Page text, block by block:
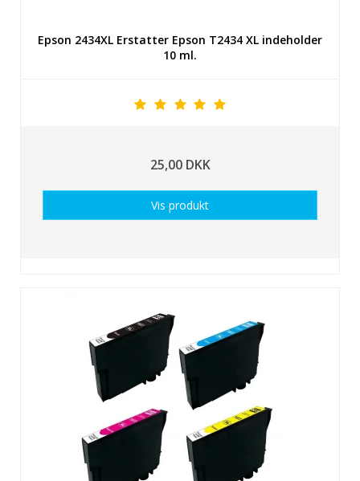
Epson 2434XL Erstatter Epson T2434 XL indeholder
10 ml.
25,00 DKK
Vis produkt